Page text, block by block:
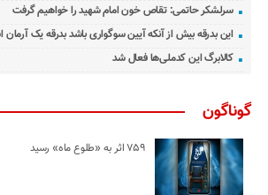
سرلشکر حاتمی: تقاص خون امام شهید را خواهیم گرفت
این بدرقه بیش از آنکه آیین سوگواری باشد بدرقه یک
کالابرگ این کدملی‌ها فعال شد
گوناگون
۷۵۹ اثر به «طلوع ماه» رسید